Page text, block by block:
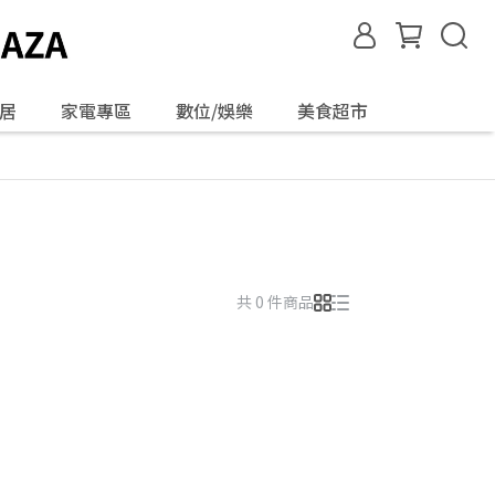
家電專區 數位/娛樂 美食超市
共 0 件商品